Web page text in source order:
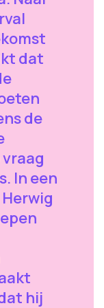
dat
de
In een
hij